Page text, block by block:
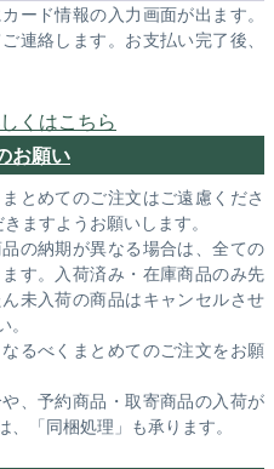
ード情報の入力画面が出ます。
連絡します。お支払い完了後、
くはこちら
お願い
とめてのご注文はご遠慮くださ
ますようお願いします。
の納期が異なる場合は、全ての
す。入荷済み・在庫商品のみ先
未入荷の商品はキャンセルさせ
るべくまとめてのご注文をお願
、予約商品・取寄商品の入荷が
「同梱処理」も承ります。